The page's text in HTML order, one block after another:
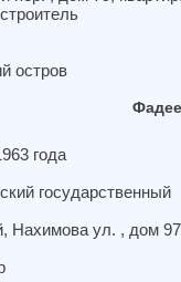
остров
года
государственный
Нахимова ул. , дом